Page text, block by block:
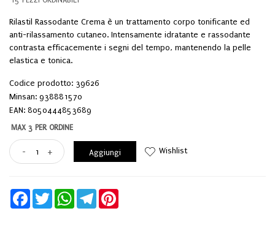
Rilastil Rassodante Crema è un trattamento corpo tonificante ed
anti-rilassamento cutaneo. Intensamente idratante e rassodante
contrasta efficacemente i segni del tempo, mantenendo la pelle
elastica e tonica.
Codice prodotto: 39626
Minsan: 938881570
EAN: 8050444853689
MAX 3 PER ORDINE
- + Aggiungi Wishlist
FacebookTwitter WhatsAppTelegram